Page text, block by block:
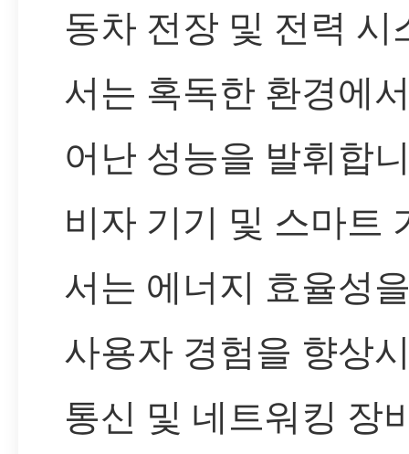
동차 전장 및 전력 시
서는 혹독한 환경에
어난 성능을 발휘합
비자 기기 및 스마트
서는 에너지 효율성
사용자 경험을 향상
통신 및 네트워킹 장